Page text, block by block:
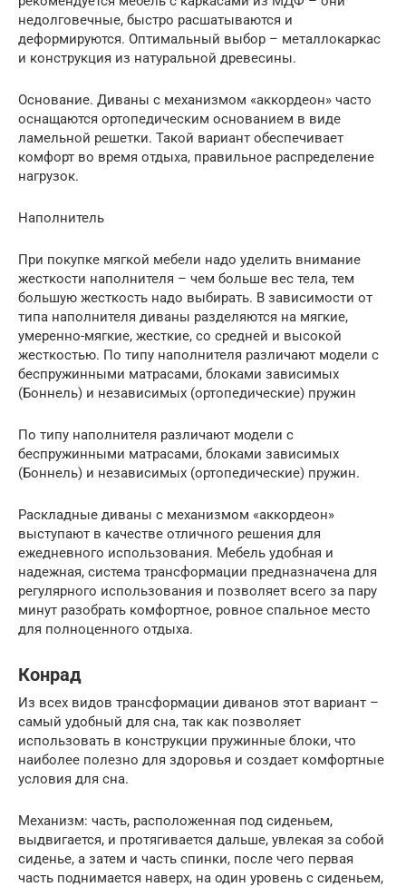
недолговечные, быстро расшатываются и
деформируются. Оптимальный выбор – металлокаркас
и конструкция из натуральной древесины.
Основание. Диваны с механизмом «аккордеон» часто
оснащаются ортопедическим основанием в виде
ламельной решетки. Такой вариант обеспечивает
комфорт во время отдыха, правильное распределение
нагрузок.
Наполнитель
При покупке мягкой мебели надо уделить внимание
жесткости наполнителя – чем больше вес тела, тем
большую жесткость надо выбирать. В зависимости от
типа наполнителя диваны разделяются на мягкие,
умеренно-мягкие, жесткие, со средней и высокой
жесткостью. По типу наполнителя различают модели с
беспружинными матрасами, блоками зависимых
(Боннель) и независимых (ортопедические) пружин
По типу наполнителя различают модели с
беспружинными матрасами, блоками зависимых
(Боннель) и независимых (ортопедические) пружин.
Раскладные диваны с механизмом «аккордеон»
выступают в качестве отличного решения для
ежедневного использования. Мебель удобная и
надежная, система трансформации предназначена для
регулярного использования и позволяет всего за пару
минут разобрать комфортное, ровное спальное место
для полноценного отдыха.
Конрад
Из всех видов трансформации диванов этот вариант –
самый удобный для сна, так как позволяет
использовать в конструкции пружинные блоки, что
наиболее полезно для здоровья и создает комфортные
условия для сна.
Механизм: часть, расположенная под сиденьем,
выдвигается, и протягивается дальше, увлекая за собой
сиденье, а затем и часть спинки, после чего первая
часть поднимается наверх, на один уровень с сиденьем,